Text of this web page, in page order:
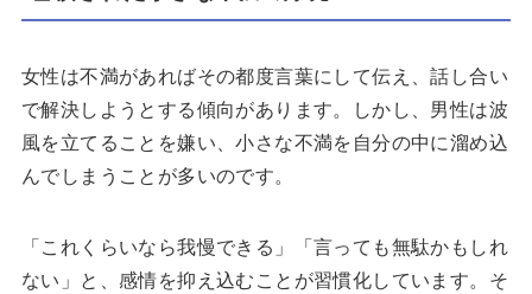
女性は不満があればその都度言葉にして伝え、話し合い
で解決しようとする傾向があります。しかし、男性は波
風を立てることを嫌い、小さな不満を自分の中に溜め込
んでしまうことが多いのです。
「これくらいなら我慢できる」「言っても無駄かもしれ
ない」と、感情を抑え込むことが習慣化しています。そ